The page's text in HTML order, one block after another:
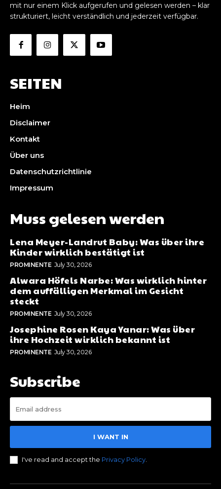
mit nur einem Klick aufgerufen und gelesen werden – klar
strukturiert, leicht verständlich und jederzeit verfügbar.
SEITEN
Heim
Disclaimer
Kontakt
Über uns
Datenschutzrichtlinie
Impressum
Muss gelesen werden
Lena Meyer-Landrut Baby: Was über ihre
Kinder wirklich bestätigt ist
PROMINENTE July 30, 2026
Alwara Höfels Narbe: Was wirklich hinter
dem auffälligen Merkmal im Gesicht
steckt
PROMINENTE July 30, 2026
Josephine Rosen Kaya Yanar: Was über
ihre Hochzeit wirklich bekannt ist
PROMINENTE July 30, 2026
Subscribe
I WANT IN
I've read and accept the Privacy Policy.